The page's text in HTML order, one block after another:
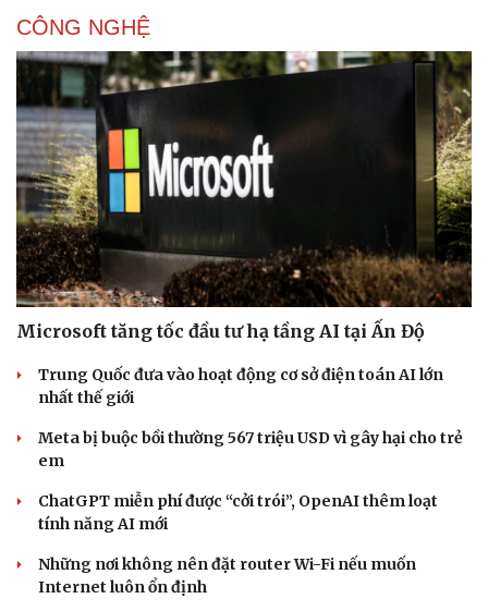
Doanh nghiệp
Thông tin doanh nghiệp
Công nghệ
CÔNG NGHỆ
Microsoft tăng tốc đầu tư hạ tầng AI tại Ấn Độ
Trung Quốc đưa vào hoạt động cơ sở điện toán AI lớn
nhất thế giới
Meta bị buộc bồi thường 567 triệu USD vì gây hại cho trẻ
em
ChatGPT miễn phí được “cởi trói”, OpenAI thêm loạt
tính năng AI mới
Những nơi không nên đặt router Wi-Fi nếu muốn
Internet luôn ổn định